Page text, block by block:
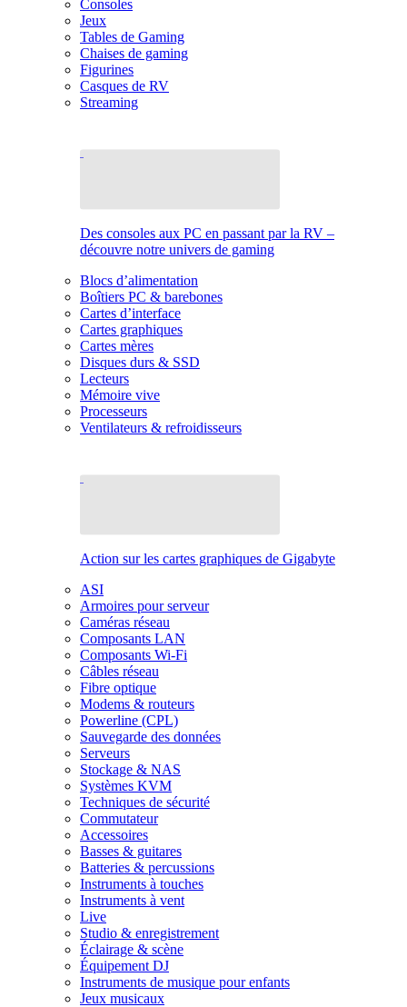
Consoles
Jeux
Tables de Gaming
Chaises de gaming
Figurines
Casques de RV
Streaming
Des consoles aux PC en passant par la RV –
découvre notre univers de gaming
Blocs d’alimentation
Boîtiers PC & barebones
Cartes d’interface
Cartes graphiques
Cartes mères
Disques durs & SSD
Lecteurs
Mémoire vive
Processeurs
Ventilateurs & refroidisseurs
Action sur les cartes graphiques de Gigabyte
ASI
Armoires pour serveur
Caméras réseau
Composants LAN
Composants Wi-Fi
Câbles réseau
Fibre optique
Modems & routeurs
Powerline (CPL)
Sauvegarde des données
Serveurs
Stockage & NAS
Systèmes KVM
Techniques de sécurité
Commutateur
Accessoires
Basses & guitares
Batteries & percussions
Instruments à touches
Instruments à vent
Live
Studio & enregistrement
Éclairage & scène
Équipement DJ
Instruments de musique pour enfants
Jeux musicaux